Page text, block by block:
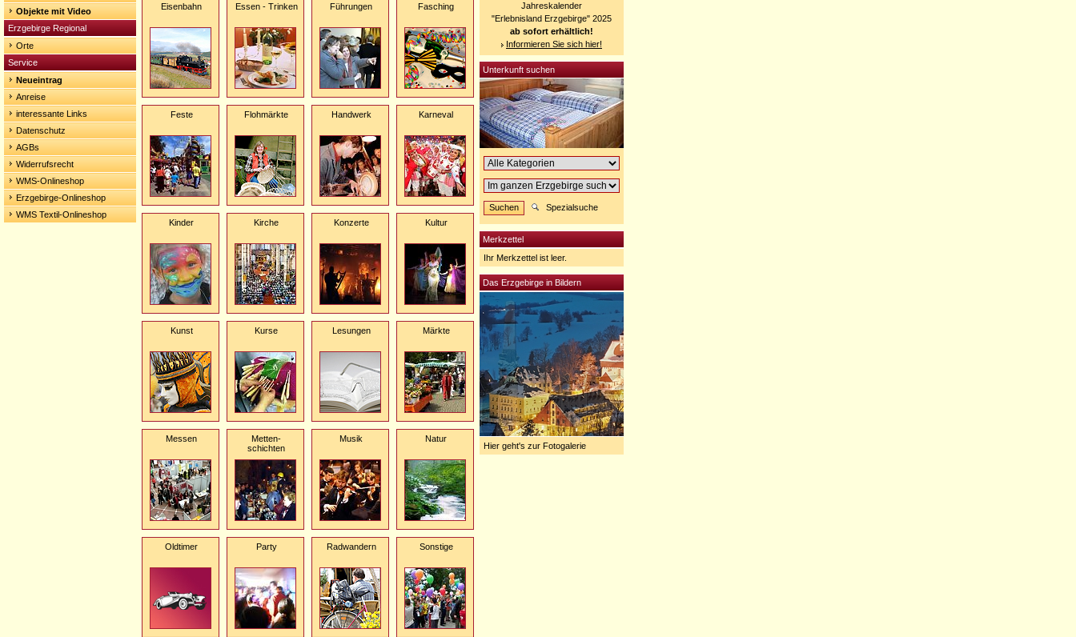
Objekte mit Video
Erzgebirge Regional
Orte
Service
Neueintrag
Anreise
interessante Links
Datenschutz
AGBs
Widerrufsrecht
WMS-Onlineshop
Erzgebirge-Onlineshop
WMS Textil-Onlineshop
Eisenbahn Essen - Trinken Führungen Fasching
Feste Flohmärkte Handwerk Karneval
Kinder Kirche Konzerte Kultur
Kunst Kurse Lesungen Märkte
Messen
Metten-
schichten
Musik Natur
Oldtimer Party Radwandern Sonstige
Jahreskalender
"Erlebnisland Erzgebirge" 2025
ab sofort erhältlich!
Informieren Sie sich hier!
Unterkunft suchen
Spezialsuche
Merkzettel
Ihr Merkzettel ist leer.
Das Erzgebirge in Bildern
Hier geht's zur Fotogalerie